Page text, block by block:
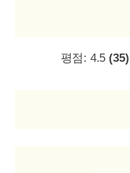
평점: 4.5 (35)